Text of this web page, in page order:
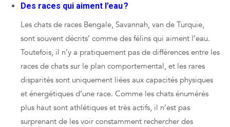
Des races qui aiment l’eau ?
Les chats de races Bengale, Savannah, van de Turquie,
sont souvent décrits’ comme des félins qui aiment l’eau.
Toutefois, il n’y a pratiquement pas de différences entre les
races de chats sur le plan comportemental, et les rares
disparités sont uniquement liées aux capacités physiques
et énergétiques d’une race. Comme les chats énumérés
plus haut sont athlétiques et très actifs, il n’est pas
surprenant de les voir constamment rechercher des